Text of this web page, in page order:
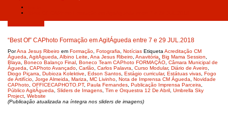
“Best Of” CAPhoto Formação em AgitÁgueda entre 7 e 29 JUL.2018
PorAna Jesus Ribeiro em Formação Fotografia Notícias Etiqueta Acreditação CM
Águeda AgitÁgueda Albino Leite Ana Jesus Ribeiro Anavitória Big Mama Session
Blaya
Boneco Balanço Final Boneco Team CAPhoto FORMAÇÃO Câmara Municipal de
Águeda
CAPhoto Avançado Carlão Carlos Palavra Curso Modular, Diário de Aveiro
Diogo Piçarra
Dubioza Kolektive Edson Santos Estágio curricular, Estátuas vivas Fogo
de Artifício Jorge Almeida Mariza MC Livinho Nota de Imprensa CM Águeda
Novidade
CAPhoto OFFICECAPHOTO.PT, Paula Fernandes Publicação Imprensa Parceira
Público AgitÁgueda
Sliders de Imagens Tim e Orquestra 12 De Abril Umbrella Sky
Project Website
(Publicação atualizada na íntegra nos sliders de imagens)